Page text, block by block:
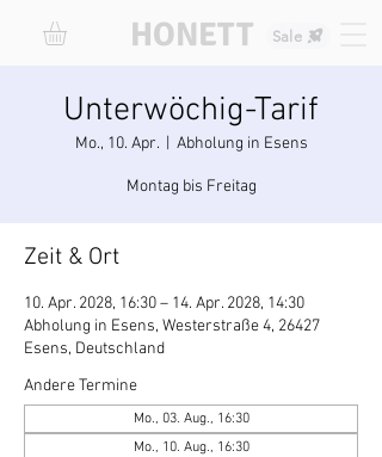
Sale
HONETT
Unterwöchig-Tarif
Mo., 10. Apr.
  |
Abholung in Esens
Montag bis Freitag
Zeit & Ort
10. Apr. 2028, 16:30 – 14. Apr. 2028, 14:30
Abholung in Esens, Westerstraße 4, 26427
Esens, Deutschland
Andere Termine
Mo., 03. Aug., 16:30
Mo., 10. Aug., 16:30